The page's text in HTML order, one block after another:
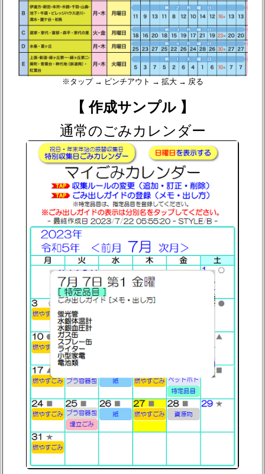
※タップ → ピンチアウト → 拡大 → 戻る
【 作成サンプル 】
通常のごみカレンダー